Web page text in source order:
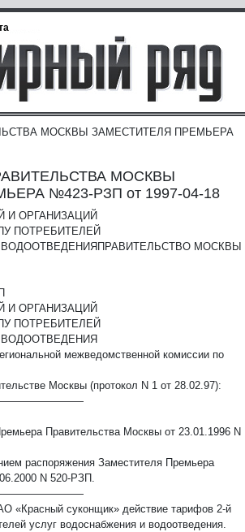
МОСКВЫ ЗАМЕСТИТЕЛЯ ПРЕМЬЕРА
МОСКВЫ
№423-РЗП от 1997-04-18
И ОРГАНИЗАЦИЙ
ПОТРЕБИТЕЛЕЙ
ПРАВИТЕЛЬСТВО МОСКВЫ
И ОРГАНИЗАЦИЙ
ПОТРЕБИТЕЛЕЙ
межведомственной комиссии по
Москвы (протокол N 1 от 28.02.97):
Правительства Москвы от 23.01.1996 N
распоряжения Заместителя Премьера
N 520-РЗП.
«Красный суконщик» действие тарифов 2-й
услуг водоснабжения и водоотведения.